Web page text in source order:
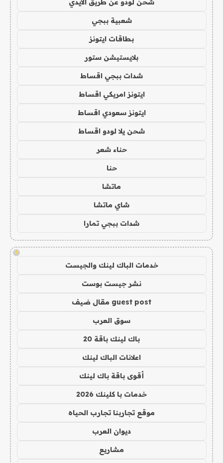
شحن لودو عن طريق الايدي
شعبية ببجي
بطاقات ايتونز
بلايستيشن ستور
شدات ببجي اقساط
ايتونز امريكي اقساط
ايتونز سعودي اقساط
شحن يلا لودو اقساط
حناء شعر
حنا
ماتشا
شاي ماتشا
شدات ببجي تمارا
!
خدمات الباك لينك والجيست
نشر جيست بوست
guest post مقال ضيف
سوق العرب
باك لينك باقة 20
اعلانات الباك لينك
أقوى باقة باك لينك
خدمات با كلينك 2026
موقع تجاربنا تجارب الحياه
ديوان العرب
مشاريع